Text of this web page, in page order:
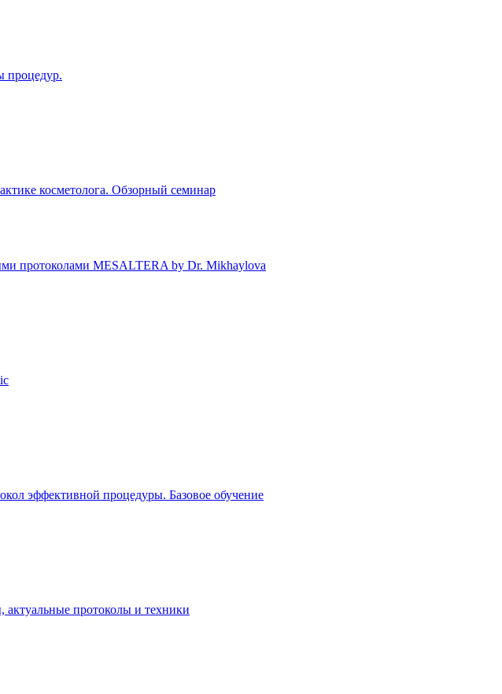
процедур.
косметолога. Обзорный семинар
протоколами MESALTERA by Dr. Mikhaylova
эффективной процедуры. Базовое обучение
протоколы и техники